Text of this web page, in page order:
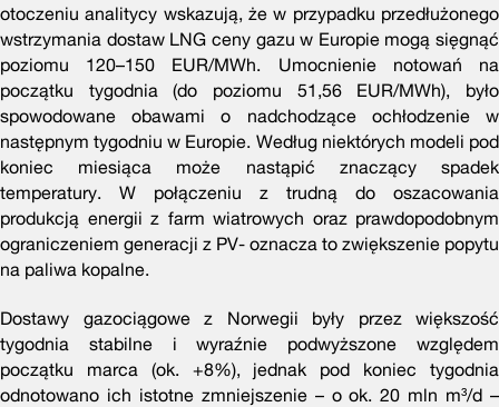
otoczeniu analitycy wskazują, że w przypadku przedłużonego
wstrzymania dostaw LNG ceny gazu w Europie mogą sięgnąć
poziomu 120–150 EUR/MWh. Umocnienie notowań na
początku tygodnia (do poziomu 51,56 EUR/MWh), było
spowodowane obawami o nadchodzące ochłodzenie w
następnym tygodniu w Europie. Według niektórych modeli pod
koniec miesiąca może nastąpić znaczący spadek
temperatury. W połączeniu z trudną do oszacowania
produkcją energii z farm wiatrowych oraz prawdopodobnym
ograniczeniem generacji z PV- oznacza to zwiększenie popytu
na paliwa kopalne.
Dostawy gazociągowe z Norwegii były przez większość
tygodnia stabilne i wyraźnie podwyższone względem
początku marca (ok. +8%), jednak pod koniec tygodnia
odnotowano ich istotne zmniejszenie – o ok. 20 mln m³/d –